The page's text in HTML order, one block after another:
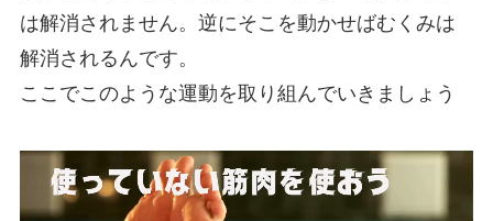
は解消されません。逆にそこを動かせばむくみは
解消されるんです。
ここでこのような運動を取り組んでいきましょう